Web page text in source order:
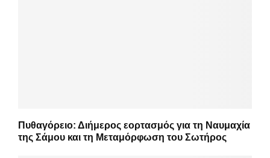
Πυθαγόρειο: Διήμερος εορτασμός για τη Ναυμαχία
της Σάμου και τη Μεταμόρφωση του Σωτήρος